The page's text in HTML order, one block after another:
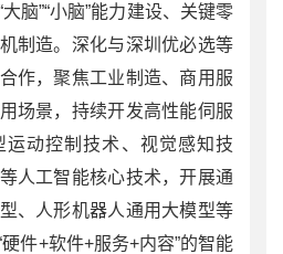
脑”“小脑”能力建设、关键零
制造。深化与深圳优必选等
作，聚焦工业制造、商用服
场景，持续开发高性能伺服
动控制技术、视觉感知技
人工智能核心技术，开展通
、人形机器人通用大模型等
件+软件+服务+内容”的智能